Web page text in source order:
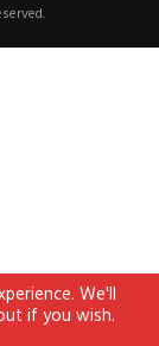
We'll
if you wish.